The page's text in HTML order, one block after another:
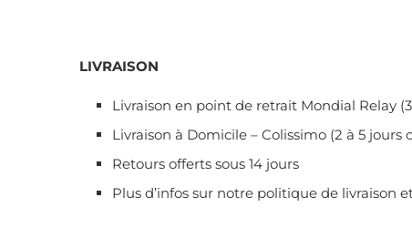
LIVRAISON
Livraison en point de retrait Mondial Relay
Livraison à Domicile – Colissimo (2 à 5 jours
Retours offerts sous 14 jours
Plus d’infos sur notre politique de livraison